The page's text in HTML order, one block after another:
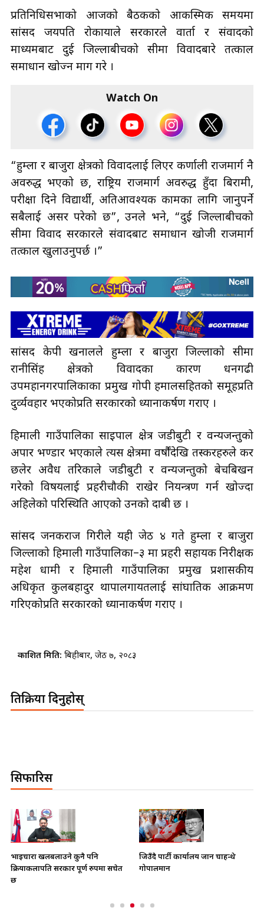
प्रतिनिधिसभाको आजको बैठकको आकस्मिक समयमा
सांसद जयपति रोकायाले सरकारले वार्ता र संवादको
माध्यमबाट दुई जिल्लाबीचको सीमा विवादबारे तत्काल
समाधान खोज्न माग गरे ।
Watch On
“हुम्ला र बाजुरा क्षेत्रको विवादलाई लिएर कर्णाली राजमार्ग नै
अवरुद्ध भएको छ, राष्ट्रिय राजमार्ग अवरुद्ध हुँदा बिरामी,
परीक्षा दिने विद्यार्थी, अतिआवश्यक कामका लागि जानुपर्ने
सबैलाई असर परेको छ”, उनले भने, “दुई जिल्लाबीचको
सीमा विवाद सरकारले संवादबाट समाधान खोजी राजमार्ग
तत्काल खुलाउनुपर्छ ।”
सांसद केपी खनालले हुम्ला र बाजुरा जिल्लाको सीमा
रानीसिंह क्षेत्रको विवादका कारण धनगढी
उपमहानगरपालिकाका प्रमुख गोपी हमालसहितको समूहप्रति
दुर्व्यवहार भएकोप्रति सरकारको ध्यानाकर्षण गराए ।
हिमाली गाउँपालिका साइपाल क्षेत्र जडीबुटी र वन्यजन्तुको
अपार भण्डार भएकाले त्यस क्षेत्रमा वर्षौंदेखि तस्करहरुले कर
छलेर अवैध तरिकाले जडीबुटी र वन्यजन्तुको बेचबिखन
गरेको विषयलाई प्रहरीचौकी राखेर नियन्त्रण गर्न खोज्दा
अहिलेको परिस्थिति आएको उनको दाबी छ ।
सांसद जनकराज गिरीले यही जेठ ४ गते हुम्ला र बाजुरा
जिल्लाको हिमाली गाउँपालिका–३ मा प्रहरी सहायक निरीक्षक
महेश धामी र हिमाली गाउँपालिका प्रमुख प्रशासकीय
अधिकृत कुलबहादुर थापालगायतलाई सांघातिक आक्रमण
गरिएकोप्रति सरकारको ध्यानाकर्षण गराए ।
प्रकाशित मिति: बिहीबार, जेठ ७, २०८३
प्रतिक्रिया दिनुहोस्
सिफारिस
भाइचारा खलबलाउने कुनै पनि
क्रियाकलापप्रति सरकार पूर्ण रुपमा सचेत
छ
जिउँदै पार्टी कार्यालय जान चाहन्थे
गोपालमान